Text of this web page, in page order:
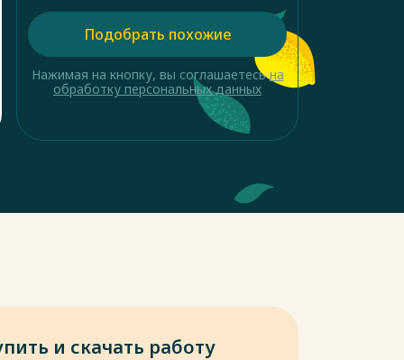
Подобрать похожие
Нажимая на кнопку, вы соглашаетесьна
обработку персональных данных
и скачать работу